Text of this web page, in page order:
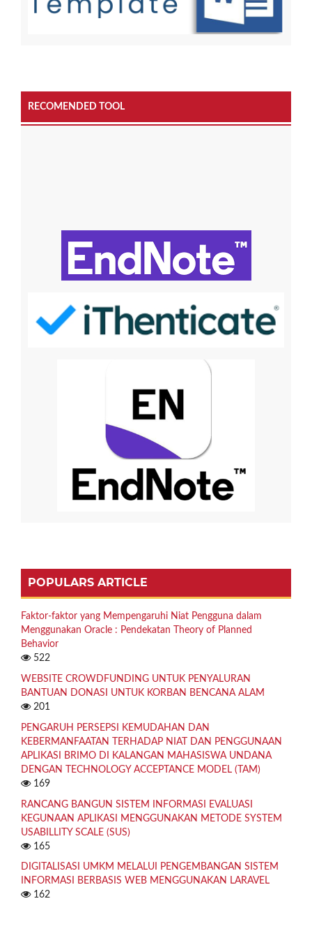
RECOMENDED TOOL
POPULARS ARTICLE
Faktor-faktor yang Mempengaruhi Niat Pengguna dalam
Menggunakan Oracle : Pendekatan Theory of Planned
Behavior
522
WEBSITE CROWDFUNDING UNTUK PENYALURAN
BANTUAN DONASI UNTUK KORBAN BENCANA ALAM
201
PENGARUH PERSEPSI KEMUDAHAN DAN
KEBERMANFAATAN TERHADAP NIAT DAN PENGGUNAAN
APLIKASI BRIMO DI KALANGAN MAHASISWA UNDANA
DENGAN TECHNOLOGY ACCEPTANCE MODEL (TAM)
169
RANCANG BANGUN SISTEM INFORMASI EVALUASI
KEGUNAAN APLIKASI MENGGUNAKAN METODE SYSTEM
USABILLITY SCALE (SUS)
165
DIGITALISASI UMKM MELALUI PENGEMBANGAN SISTEM
INFORMASI BERBASIS WEB MENGGUNAKAN LARAVEL
162